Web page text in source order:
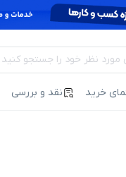
خرید نقد و بررسی